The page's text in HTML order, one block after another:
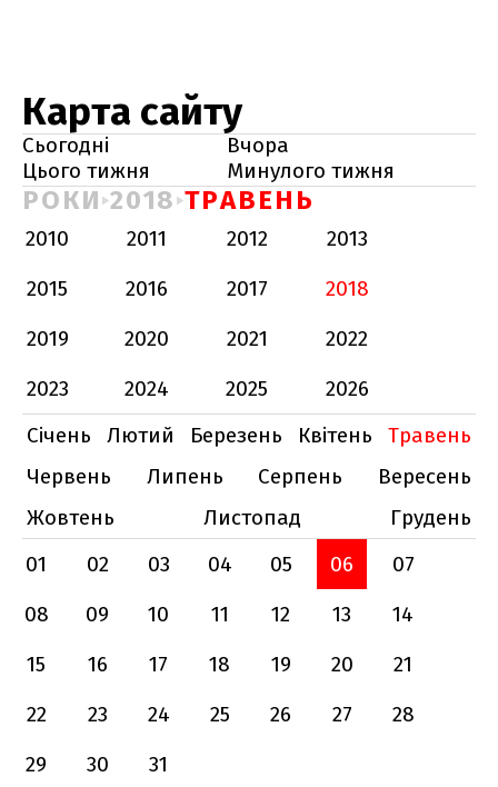
Карта сайту
Сьогодні
Вчора
Цього тижня
Минулого тижня
РОКИ 2018 ТРАВЕНЬ
2010 2011 2012
2013
2015
2016 2017
2018
2019
2020 2021
2022
2023
2024 2025
2026
Січень
Лютий Березень Квітень
Травень
Червень
Липень Серпень
Вересень
Жовтень
Листопад
Грудень
01
02 03 04 05 06
07
08
09 10 11 12 13
14
15
16 17 18 19 20
21
22
23 24 25 26 27
28
29
30 31